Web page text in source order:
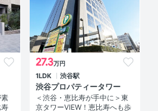
27.3万円
1LDK 渋谷駅
渋谷プロパティータワー
＜渋谷・恵比寿が手中に＞東
京タワーVIEW！恵比寿へも歩